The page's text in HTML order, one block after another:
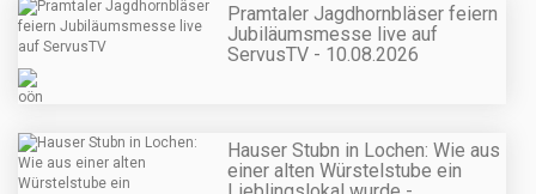
Pramtaler Jagdhornbläser feiern
Jubiläumsmesse live auf
ServusTV - 10.08.2026
Hauser Stubn in Lochen: Wie aus
einer alten Würstelstube ein